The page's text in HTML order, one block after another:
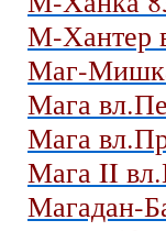
М-Хантер
Маг-
Мага
Мага
Мага II
Магадан-